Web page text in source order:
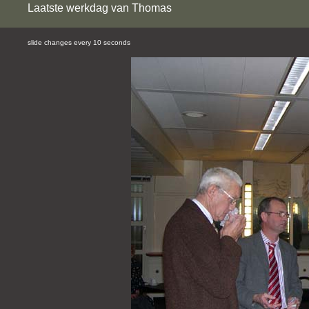
Laatste werkdag van Thomas
slide changes every 10 seconds